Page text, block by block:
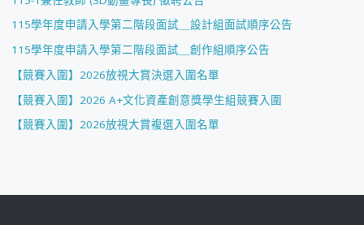
115學年度申請入學第二階段面試＿設計組面試順序公告
115學年度申請入學第二階段面試＿創作組順序公告
【競賽入圍】2026放視大賞決選入圍名單
【競賽入圍】2026 A+文化資產創意獎學生組競賽入圍
【競賽入圍】2026放視大賞複選入圍名單